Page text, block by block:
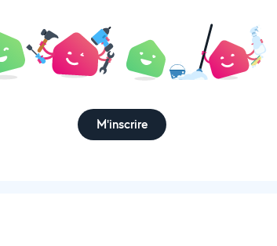
M'inscrire